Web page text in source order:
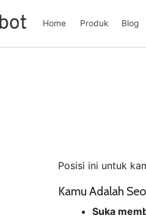
Home Produk Blog
Posisi ini untuk
Kamu Adalah
Suka